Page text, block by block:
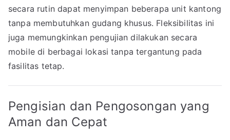
secara rutin dapat menyimpan beberapa unit kantong
tanpa membutuhkan gudang khusus. Fleksibilitas ini
juga memungkinkan pengujian dilakukan secara
mobile di berbagai lokasi tanpa tergantung pada
fasilitas tetap.
Pengisian dan Pengosongan yang
Aman dan Cepat